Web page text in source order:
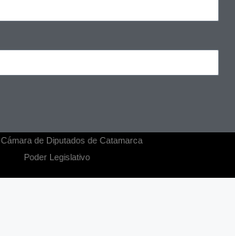
Cámara de Diputados de Catamarca
Poder Legislativo